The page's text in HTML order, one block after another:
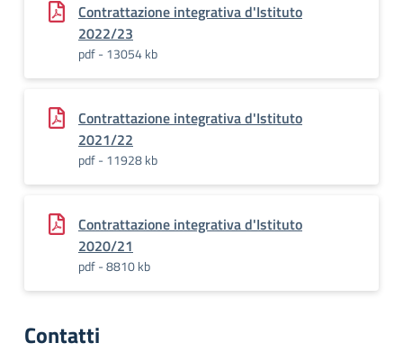
Contrattazione integrativa d'Istituto
2022/23
pdf - 13054 kb
Contrattazione integrativa d'Istituto
2021/22
pdf - 11928 kb
Contrattazione integrativa d'Istituto
2020/21
pdf - 8810 kb
Contatti